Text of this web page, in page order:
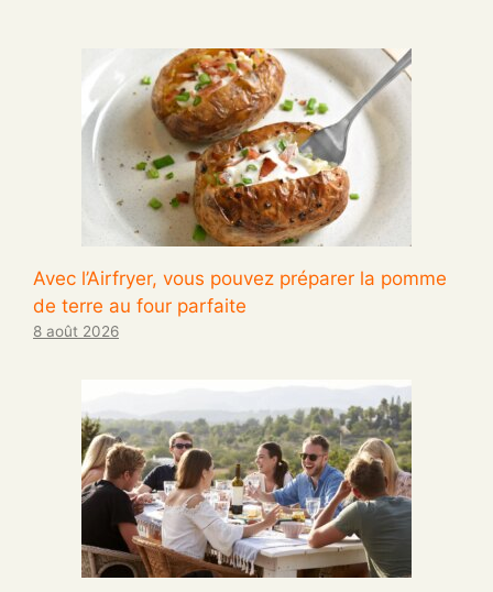
Avec l’Airfryer, vous pouvez préparer la pomme
de terre au four parfaite
8 août 2026